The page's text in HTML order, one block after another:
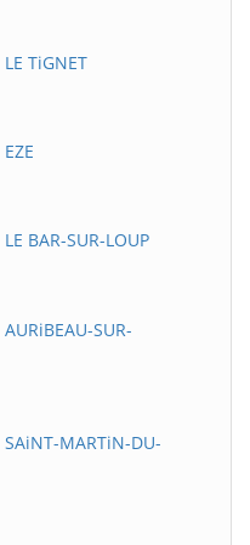
TiGNET
BAR-SUR-LOUP
SUR-
MARTiN-DU-